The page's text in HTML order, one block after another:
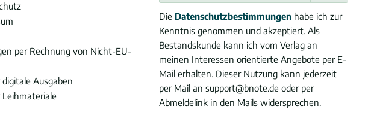
per Rechnung von Nicht-EU-
digitale Ausgaben
Leihmateriale
Die Datenschutzbestimmungen habe ich zur
Kenntnis genommen und akzeptiert. Als
Bestandskunde kann ich vom Verlag an
meinen Interessen orientierte Angebote per E-
Mail erhalten. Dieser Nutzung kann jederzeit
per Mail an support@bnote.de oder per
Abmeldelink in den Mails widersprechen.